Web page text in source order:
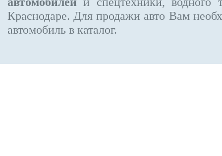
Краснодаре. Для продажи авто Вам
автомобиль в каталог.